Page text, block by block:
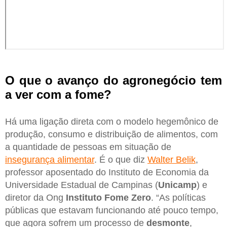
O que o avanço do agronegócio tem
a ver com a fome?
Há uma ligação direta com o modelo hegemônico de
produção, consumo e distribuição de alimentos, com
a quantidade de pessoas em situação de
insegurança alimentar. É o que diz Walter Belik,
professor aposentado do Instituto de Economia da
Universidade Estadual de Campinas (Unicamp) e
diretor da Ong Instituto Fome Zero. “As políticas
públicas que estavam funcionando até pouco tempo,
que agora sofrem um processo de desmonte,